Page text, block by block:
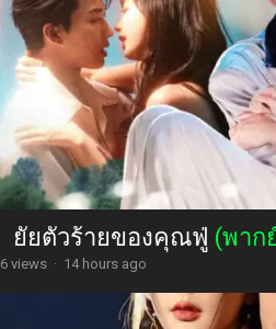
ยัยตัวร้ายของคุณฟู่ (พาก
6 views · 14 hours ago